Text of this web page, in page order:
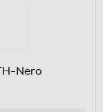
Nero